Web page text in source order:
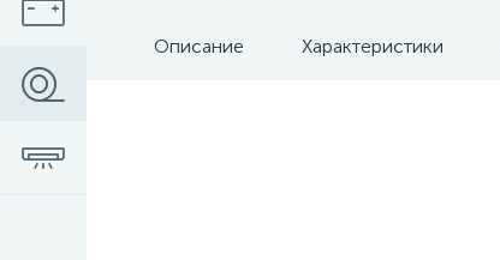
Описание Характеристики